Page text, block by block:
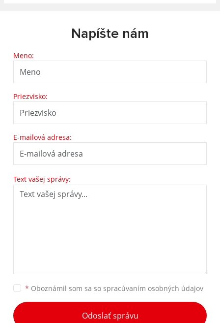
Napíšte nám
Meno:
Priezvisko:
E-mailová adresa:
Text vašej správy:
* Oboznámil som sa so spracúvaním osobných údajov
Odoslať správu